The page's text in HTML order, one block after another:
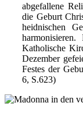
abgefallene
die Geburt
heidnischen
Katholische
Dezember
Festes der
6, S.623)